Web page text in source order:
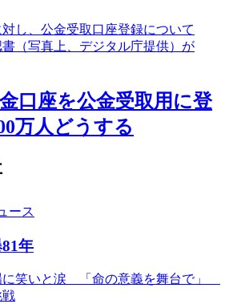
口座を公金受取用に登
万人どうする
ース
年
に笑いと涙 「命の意義を舞台で」
戦